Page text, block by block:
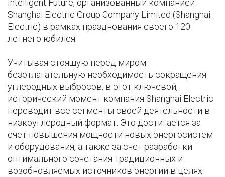
Intelligent Future, организованный компанией
Shanghai Electric Group Company Limited (Shanghai
Electric) в рамках празднования своего 120-
летнего юбилея.
Учитывая стоящую перед миром
безотлагательную необходимость сокращения
углеродных выбросов, в этот ключевой,
исторический момент компания Shanghai Electric
переводит все сегменты своей деятельности в
низкоуглеродный формат. Это достигается за
счет повышения мощности новых энергосистем
и оборудования, а также за счет разработки
оптимального сочетания традиционных и
возобновляемых источников энергии в целях